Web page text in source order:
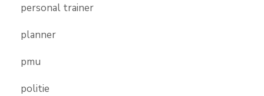
personal trainer
planner
pmu
politie